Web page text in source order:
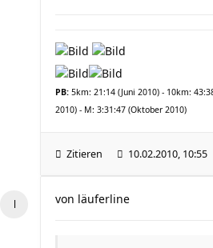
PB: 5km: 21:14 (Juni 2010) - 10km:
2010) - M: 3:31:47 (Oktober 2010)
Zitieren 10.02.2010, 10:55
von läuferline